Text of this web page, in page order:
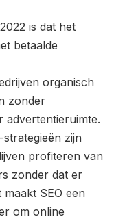
is dat het
betaalde
organisch
zonder
zijn
profiteren van
zonder dat er
SEO een
om online